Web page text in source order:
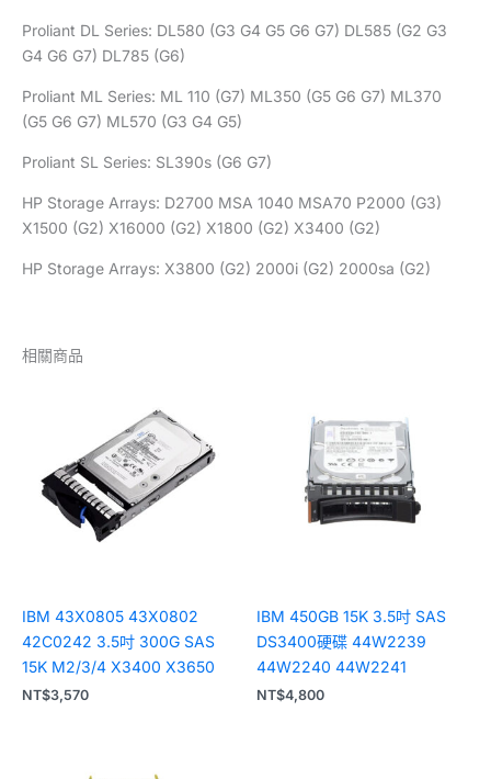
Proliant DL Series: DL580 (G3 G4 G5 G6 G7) DL585 (G2 G3
G4 G6 G7) DL785 (G6)
Proliant ML Series: ML 110 (G7) ML350 (G5 G6 G7) ML370
(G5 G6 G7) ML570 (G3 G4 G5)
Proliant SL Series: SL390s (G6 G7)
HP Storage Arrays: D2700 MSA 1040 MSA70 P2000 (G3)
X1500 (G2) X16000 (G2) X1800 (G2) X3400 (G2)
HP Storage Arrays: X3800 (G2) 2000i (G2) 2000sa (G2)
相關商品
IBM 43X0805 43X0802
42C0242 3.5吋 300G SAS
15K M2/3/4 X3400 X3650
NT$3,570
IBM 450GB 15K 3.5吋 SAS
DS3400硬碟 44W2239
44W2240 44W2241
NT$4,800